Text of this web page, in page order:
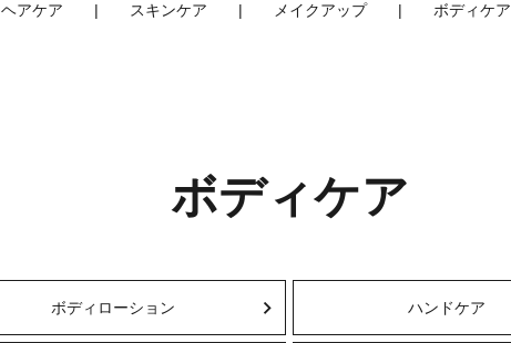
ヘアケア スキンケア メイクアップ ボディケア
ボディケア
ボディローション ハンドケア